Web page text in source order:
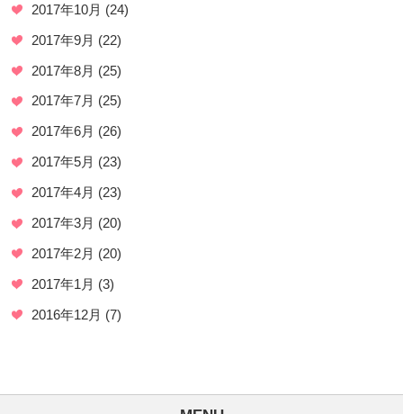
2017年10月 (24)
2017年9月 (22)
2017年8月 (25)
2017年7月 (25)
2017年6月 (26)
2017年5月 (23)
2017年4月 (23)
2017年3月 (20)
2017年2月 (20)
2017年1月 (3)
2016年12月 (7)